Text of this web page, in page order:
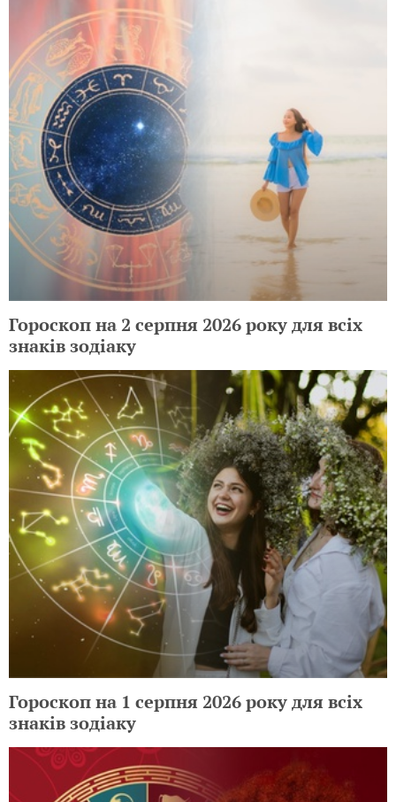
Гороскоп на 2 серпня 2026 року для всіх
знаків зодіаку
Гороскоп на 1 серпня 2026 року для всіх
знаків зодіаку